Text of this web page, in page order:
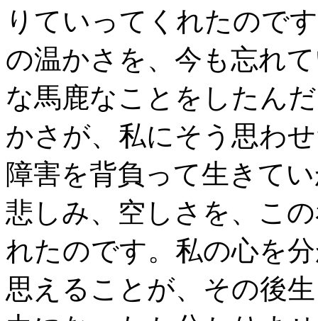
りていってくれたので
の温かさを、今も忘れ
な馬鹿なことをしたん
かさが、私にそう思わ
障害を背負って生きて
悲しみ、空しさを、こ
れたのです。私の心を
思えることが、その後